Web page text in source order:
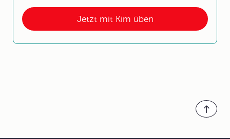
Jetzt mit Kim üben